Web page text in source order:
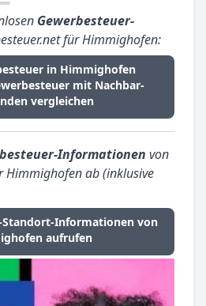
Gewerbesteuer-
für Himmighofen:
in Himmighofen
mit Nachbar-
vergleichen
Informationen von
Himmighofen ab (inklusive
Standort-Informationen von
aufrufen